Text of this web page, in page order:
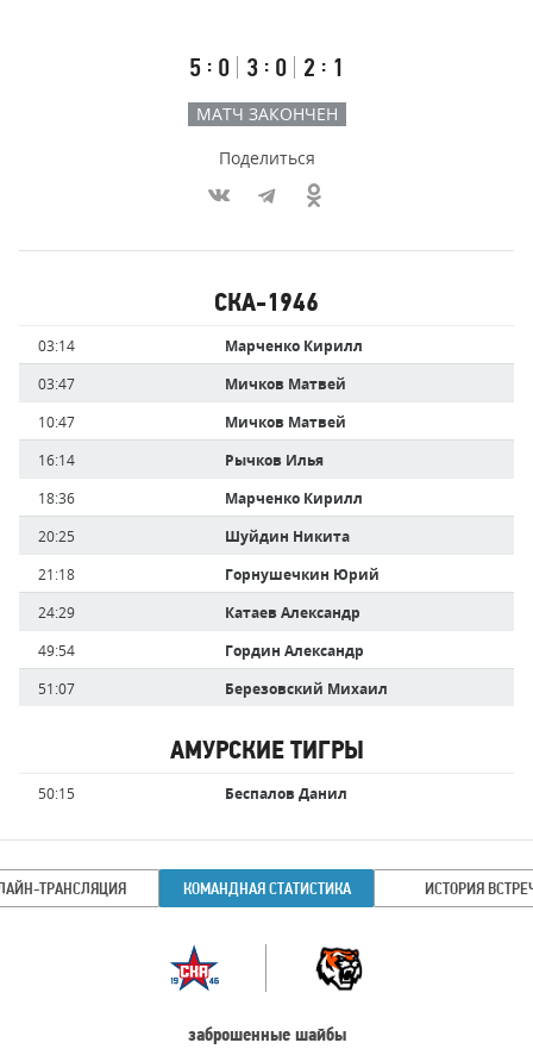
Первый
тайм
5 : 0
Второй
тайм
3 : 0
Третий
тайм
2 : 1
МАТЧ ЗАКОНЧЕН
Поделиться
забившие
голы
СКА-1946
Время Имя
игрока
03:14
Марченко Кирилл
03:47
Мичков Матвей
10:47
Мичков Матвей
16:14
Рычков Илья
18:36
Марченко Кирилл
20:25
Шуйдин Никита
21:18
Горнушечкин Юрий
24:29
Катаев Александр
49:54
Гордин Александр
51:07
Березовский Михаил
АМУРСКИЕ ТИГРЫ
Время Имя
игрока
50:15 Беспалов Данил
ТРАНСЛЯЦИЯ КОМАНДНАЯ СТАТИСТИКА ИСТОРИЯ
Команда
заброшенные шайбы